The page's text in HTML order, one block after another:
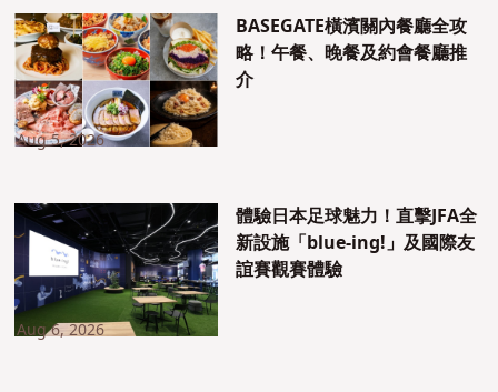
BASEGATE橫濱關內餐廳全攻
略！午餐、晚餐及約會餐廳推
介
Aug 5, 2026
體驗日本足球魅力！直擊JFA全
新設施「blue-ing!」及國際友
誼賽觀賽體驗
Aug 6, 2026